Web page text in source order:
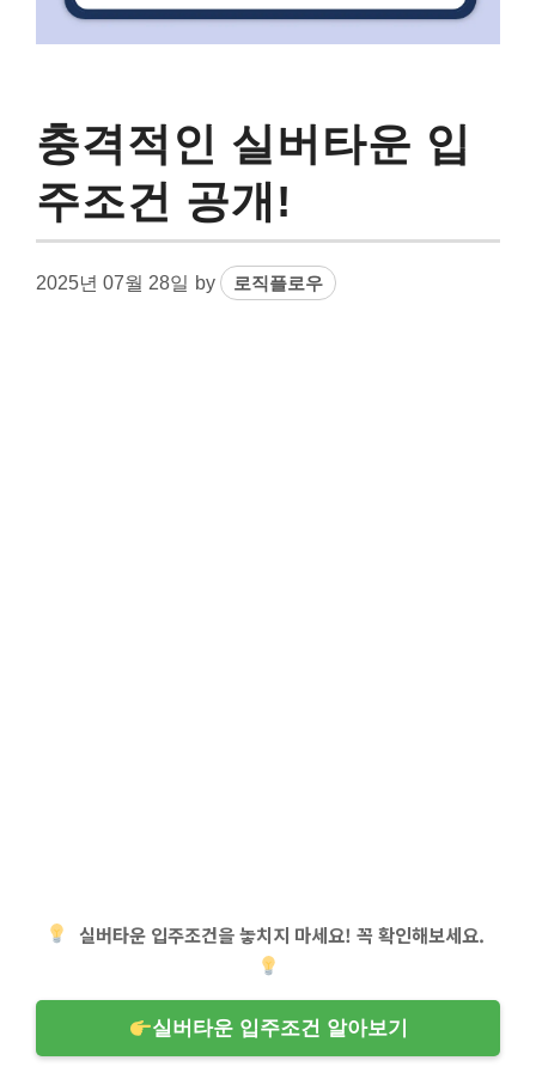
충격적인 실버타운 입
주조건 공개!
2025년 07월 28일 by 로직플로우
실버타운 입주조건을 놓치지 마세요! 꼭 확인해보세요.
실버타운 입주조건 알아보기